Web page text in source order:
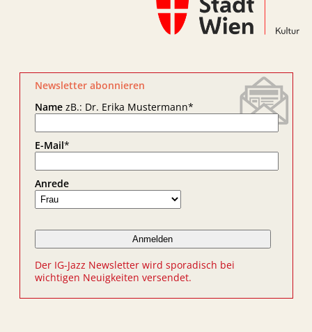
Newsletter abonnieren
NamezB.: Dr. Erika Mustermann*
E-Mail*
Anrede
Der IG-Jazz Newsletter wird sporadisch bei
wichtigen Neuigkeiten versendet.